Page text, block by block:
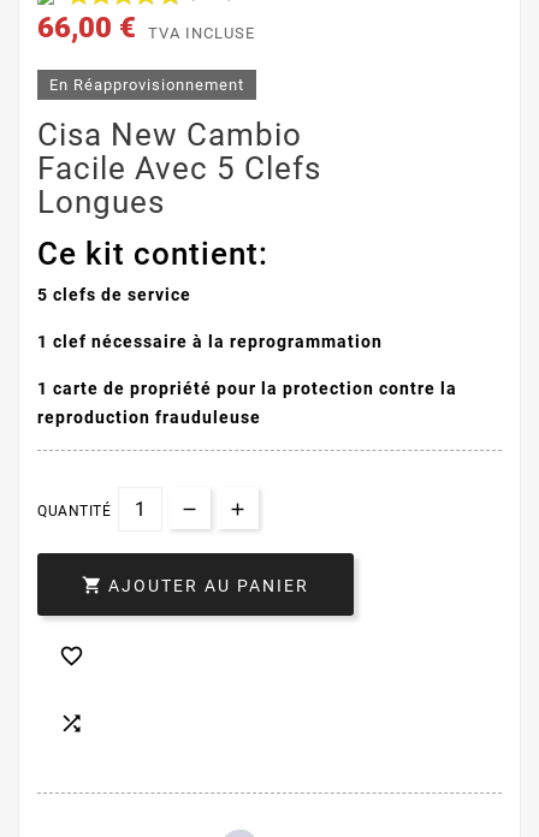
(1 avis)
66,00 € TVA INCLUSE
En Réapprovisionnement
Cisa New Cambio
Facile Avec 5 Clefs
Longues
Ce kit contient:
5 clefs de service
1 clef nécessaire à la reprogrammation
1 carte de propriété pour la protection contre la
reproduction frauduleuse
QUANTITÉ
 AJOUTER AU PANIER

